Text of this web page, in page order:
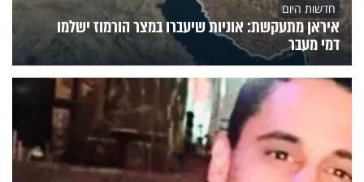
חדשות היום
איראן מתעקשת: אוניות שיעברו במצר הורמוז ישלמו
דמי מעבר